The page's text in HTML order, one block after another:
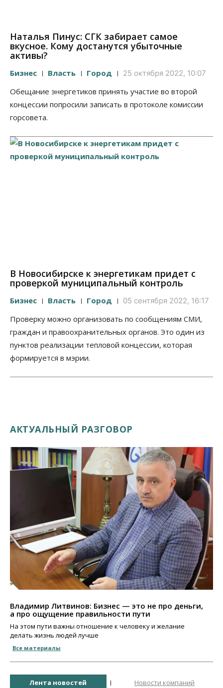
Наталья Пинус: СГК забирает самое
вкусное. Кому достанутся убыточные
активы?
Бизнес Власть Город 25 октября 2022, 10:07
Обещание энергетиков принять участие во второй
концессии попросили записать в протоколе комиссии
горсовета.
В Новосибирске к энергетикам придет с
проверкой муниципальный контроль
Бизнес Власть Город 05 сентября 2022, 16:17
Проверку можно организовать по сообщениям СМИ,
граждан и правоохранительных органов. Это один из
пунктов реализации тепловой концессии, которая
формируется в мэрии.
АКТУАЛЬНЫЙ РАЗГОВОР
Владимир Литвинов: Бизнес — это не про деньги,
а про ощущение правильности пути
На этом пути важны отношение к человеку и желание
делать жизнь людей лучше
Все материалы
Лента новостей Новости компаний